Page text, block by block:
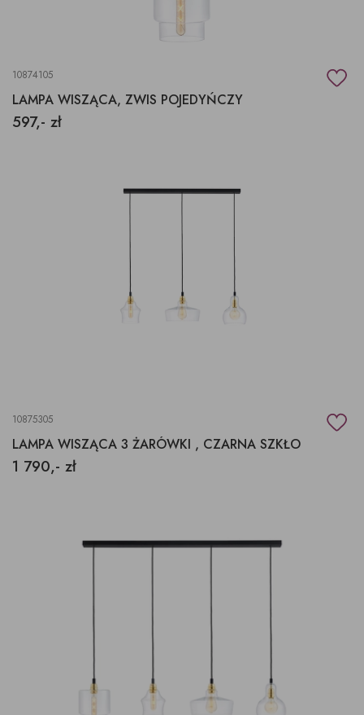
10874105
LAMPA WISZĄCA, ZWIS POJEDYŃCZY
597,- zł
10875305
LAMPA WISZĄCA 3 ŻARÓWKI , CZARNA SZKŁO
1 790,- zł